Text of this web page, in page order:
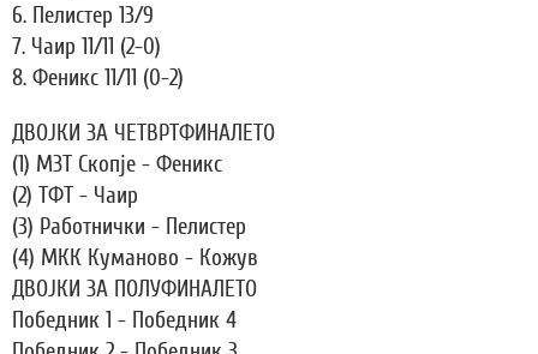
6. Пелистер 13/9
7. Чаир 11/11 (2-0)
8. Феникс 11/11 (0-2)
ДВОЈКИ ЗА ЧЕТВРТФИНАЛЕТО
(1) МЗТ Скопје - Феникс
(2) ТФТ - Чаир
(3) Работнички - Пелистер
(4) МКК Куманово - Кожув
ДВОЈКИ ЗА ПОЛУФИНАЛЕТО
Победник 1 - Победник 4